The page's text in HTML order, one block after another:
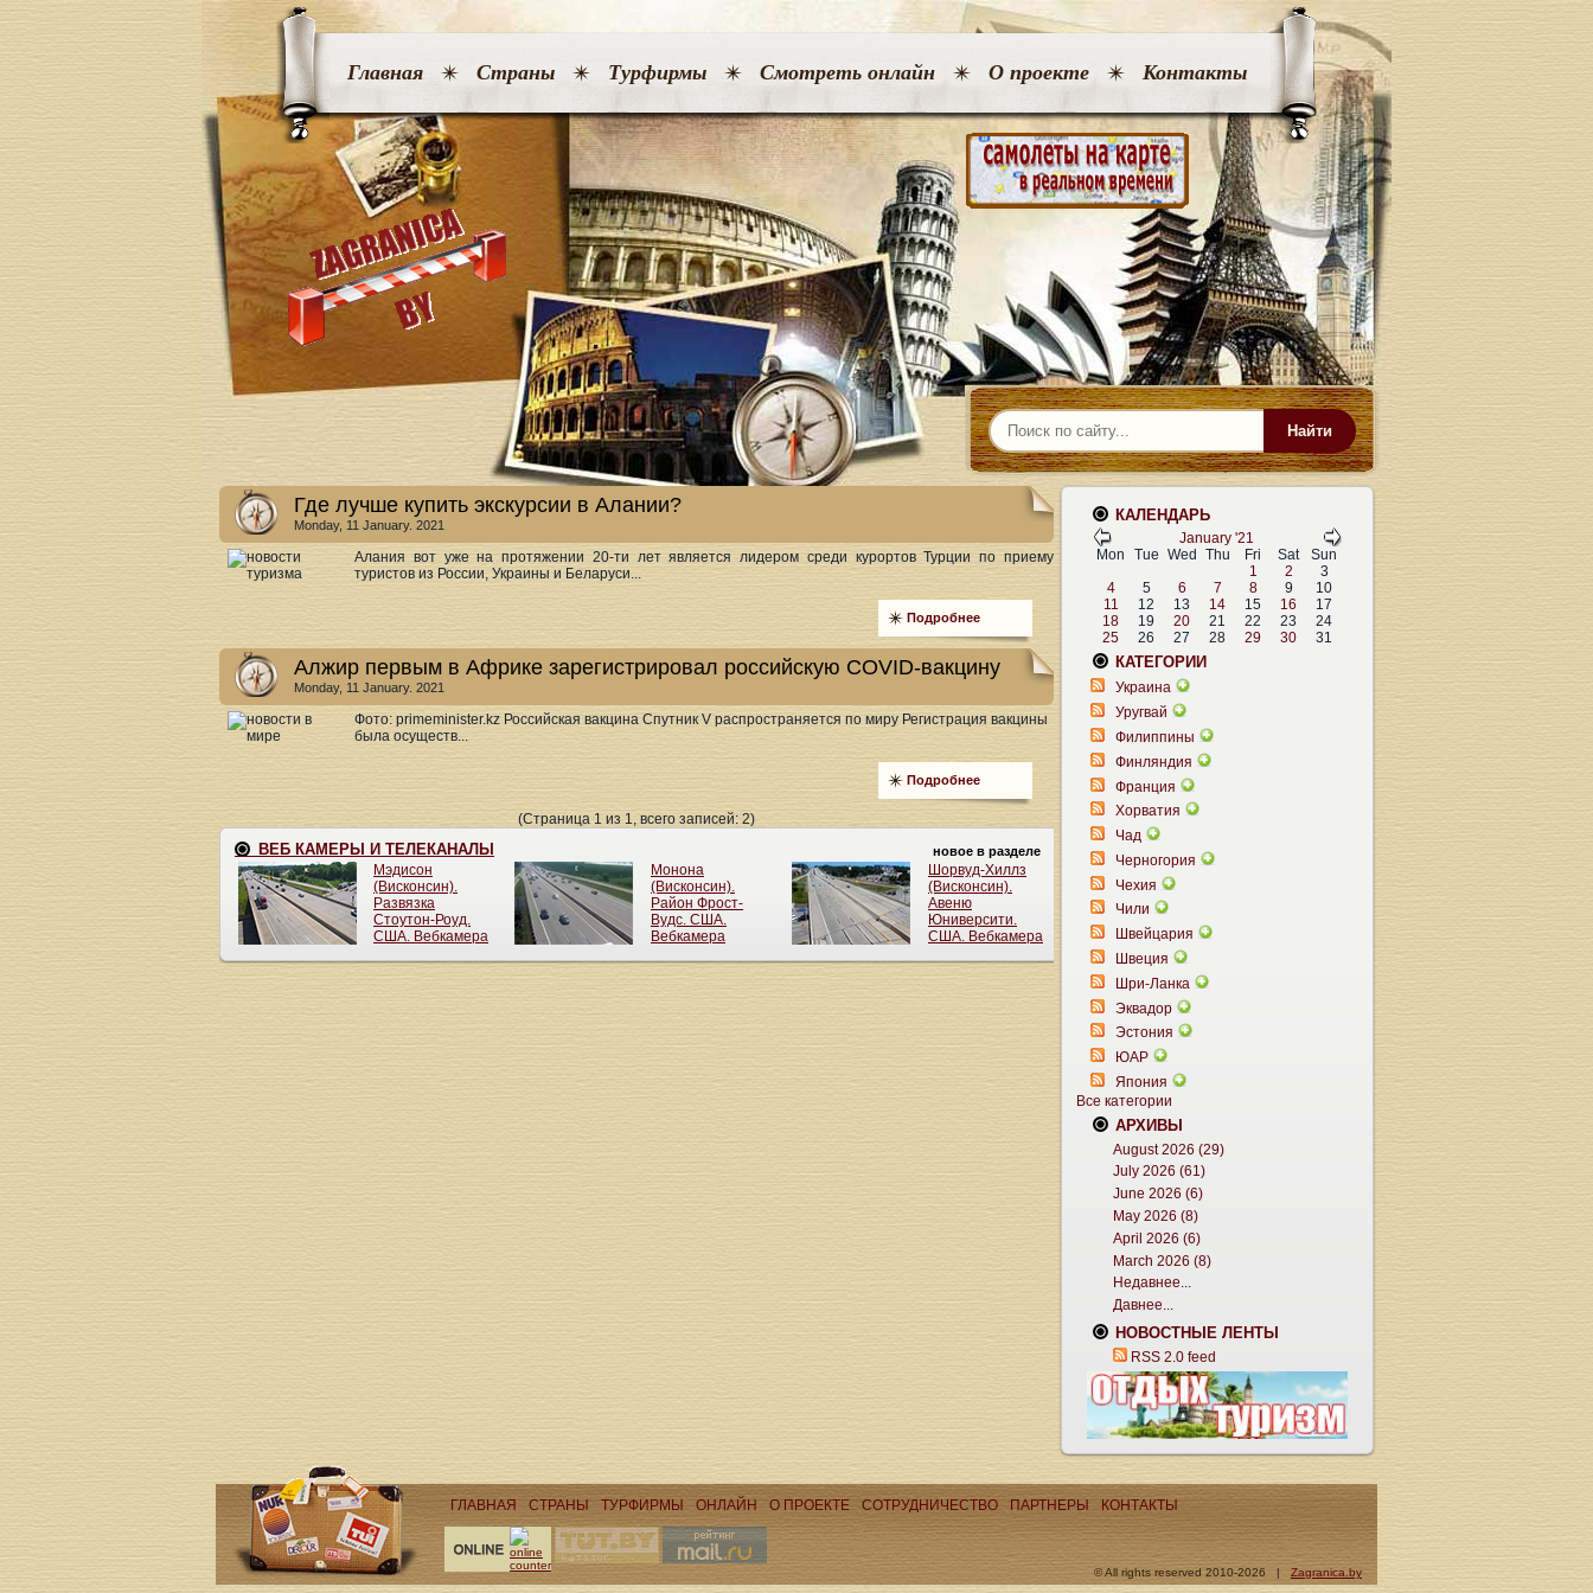
Главная Страны Турфирмы Смотреть онлайн О проекте Контакты
Найти
Где лучше купить экскурсии в Алании?
Monday, 11 January. 2021
Алания вот уже на протяжении 20-ти лет является лидером среди курортов Турции по приему
туристов из России, Украины и Беларуси...
Подробнее
Алжир первым в Африке зарегистрировал российскую COVID-вакцину
Monday, 11 January. 2021
Фото: primeminister.kz Российская вакцина Спутник V распространяется по миру Регистрация вакцины
была осуществ...
Подробнее
(Страница 1 из 1, всего записей: 2)
КАЛЕНДАРЬ
January '21
Mon
Tue Wed Thu Fri Sat
Sun
1
2
3
4
5 6 7 8 9
10
11
12 13 14 15 16
17
18
19 20 21 22 23
24
25
26 27 28 29 30 31
КАТЕГОРИИ
Украина
Уругвай
Филиппины
Финляндия
Франция
Хорватия
Чад
Черногория
Чехия
Чили
Швейцария
Швеция
Шри-Ланка
Эквадор
Эстония
ЮАР
Япония
Все категории
АРХИВЫ
August 2026 (29)
July 2026 (61)
June 2026 (6)
May 2026 (8)
April 2026 (6)
March 2026 (8)
Недавнее...
Давнее...
НОВОСТНЫЕ ЛЕНТЫ
RSS 2.0 feed
ГЛАВНАЯ СТРАНЫ ТУРФИРМЫ ОНЛАЙН О ПРОЕКТЕ CОТРУДНИЧЕСТВО ПАРТНЕРЫ КОНТАКТЫ
© All rights reserved 2010-2026 | Zagranica.by